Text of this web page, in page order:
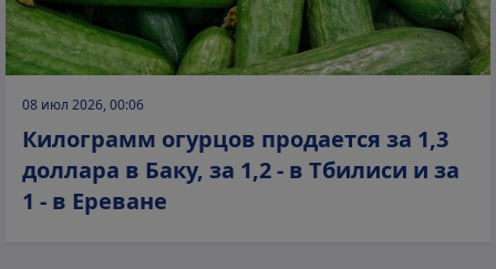
08 июл 2026, 00:06
Килограмм огурцов продается за 1,3
доллара в Баку, за 1,2 - в Тбилиси и за
1 - в Ереване